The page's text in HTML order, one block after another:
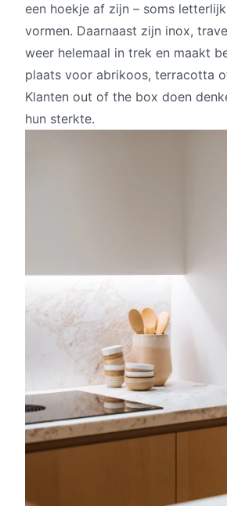
een hoekje af zijn – soms
vormen. Daarnaast zijn inox,
weer helemaal in trek en maakt
plaats voor abrikoos, terracotta
Klanten out of the box doen
hun sterkte.